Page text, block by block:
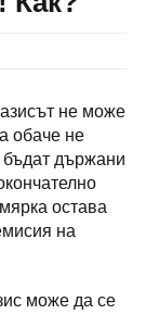
не може
обаче не
бъдат държани
остава
на
може да се